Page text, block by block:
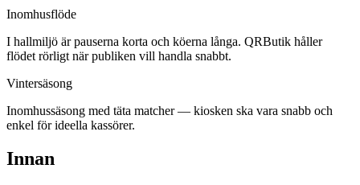
Inomhusflöde
I hallmiljö är pauserna korta och köerna långa. QRButik håller
flödet rörligt när publiken vill handla snabbt.
Vintersäsong
Inomhussäsong med täta matcher — kiosken ska vara snabb och
enkel för ideella kassörer.
Innan